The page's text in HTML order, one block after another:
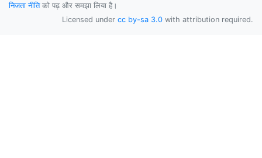
निजता नीतिको पढ़ और समझा लिया है।
Licensed under cc by-sa 3.0 with attribution required.